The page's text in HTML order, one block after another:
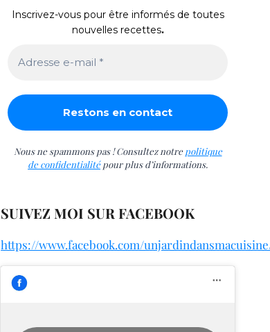
Inscrivez-vous pour être informés de toutes
nouvelles recettes.
Nous ne spammons pas ! Consultez notre politique
de confidentialitépour plus d’informations.
SUIVEZ MOI SUR FACEBOOK
https://www.facebook.com/